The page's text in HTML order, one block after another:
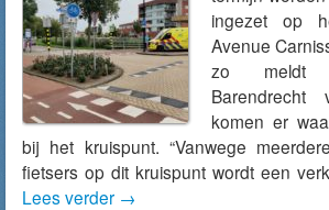
ingezet op
Avenue
zo meldt
Barendrecht
komen er
bij het kruispunt. “Vanwege
fietsers op dit kruispunt wordt een
Lees verder →